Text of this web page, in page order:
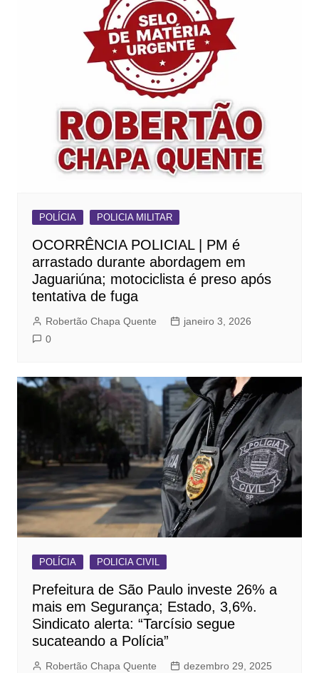
POLÍCIA POLICIA MILITAR
OCORRÊNCIA POLICIAL | PM é
arrastado durante abordagem em
Jaguariúna; motociclista é preso após
tentativa de fuga
Robertão Chapa Quente
janeiro 3, 2026
0
POLÍCIA POLICIA CIVIL
Prefeitura de São Paulo investe 26% a
mais em Segurança; Estado, 3,6%.
Sindicato alerta: “Tarcísio segue
sucateando a Polícia”
Robertão Chapa Quente
dezembro 29, 2025